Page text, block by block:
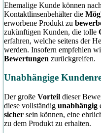
Ehemalige Kunde können
Kontaktlinsenbehälter die
erworbene Produkt zu
zukünftigen Kunden, die tolle
erfahren, welche seitens der
werden. Insofern empfehlen
Bewertungen zurückgreifen.
Unabhängige
Der große Vorteil dieser
diese vollständig unabhängig
sicher sein können, eine
zu dem Produkt zu erhalten.